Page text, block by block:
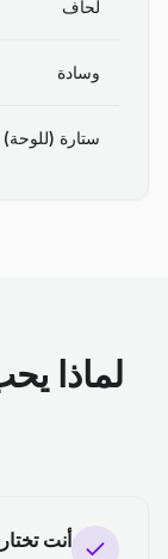
لحاف
وسادة
ستارة (للوحة)
لماذا
أنت